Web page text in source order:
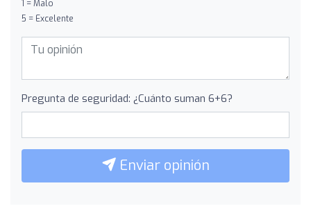
1 = Malo
5 = Excelente
Pregunta de seguridad: ¿Cuánto suman 6+6?
Enviar opinión